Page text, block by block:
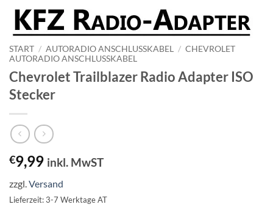
START / AUTORADIO ANSCHLUSSKABEL / CHEVROLET
AUTORADIO ANSCHLUSSKABEL
Chevrolet Trailblazer Radio Adapter ISO
Stecker
€9,99 inkl. MwST
zzgl. Versand
Lieferzeit: 3-7 Werktage AT